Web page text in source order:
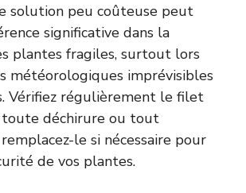
solution peu coûteuse peut
significative dans la
plantes fragiles, surtout lors
météorologiques imprévisibles
Vérifiez régulièrement le filet
déchirure ou tout
le si nécessaire pour
de vos plantes.